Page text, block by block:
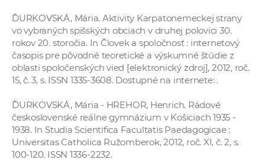
ĎURKOVSKÁ, Mária. Aktivity Karpatonemeckej strany
vo vybraných spišských obciach v druhej polovici 30.
rokov 20. storočia. In Človek a spoločnosť : internetový
časopis pre pôvodné teoretické a výskumné štúdie z
oblasti spoločenských vied [elektronický zdroj], 2012, roč.
15, č. 3, s. ISSN 1335-3608. Dostupné na internete: .
ĎURKOVSKÁ, Mária - HREHOR, Henrich. Rádové
československé reálne gymnázium v Košiciach 1935 -
1938. In Studia Scientifica Facultatis Paedagogicae :
Universitas Catholica Ružomberok, 2012, roč. XI, č. 2, s.
100-120. ISSN 1336-2232.